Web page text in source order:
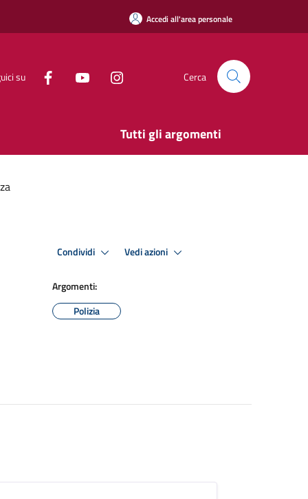
Accedi all'area personale
su Cerca
Tutti gli argomenti
Condividi Vedi azioni
Argomenti:
Polizia